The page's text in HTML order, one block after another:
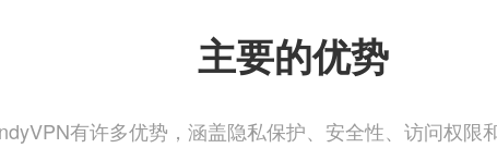
主要的优势
有许多优势，涵盖隐私保护、安全性、访问权限